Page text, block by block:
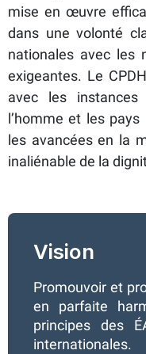
mise en œuvre
dans une volonté
nationales avec les
exigeantes. Le
avec les
l’homme et les
les avancées en la
inaliénable de la
Vision
Promouvoir et
en parfaite
principes des
internationales.